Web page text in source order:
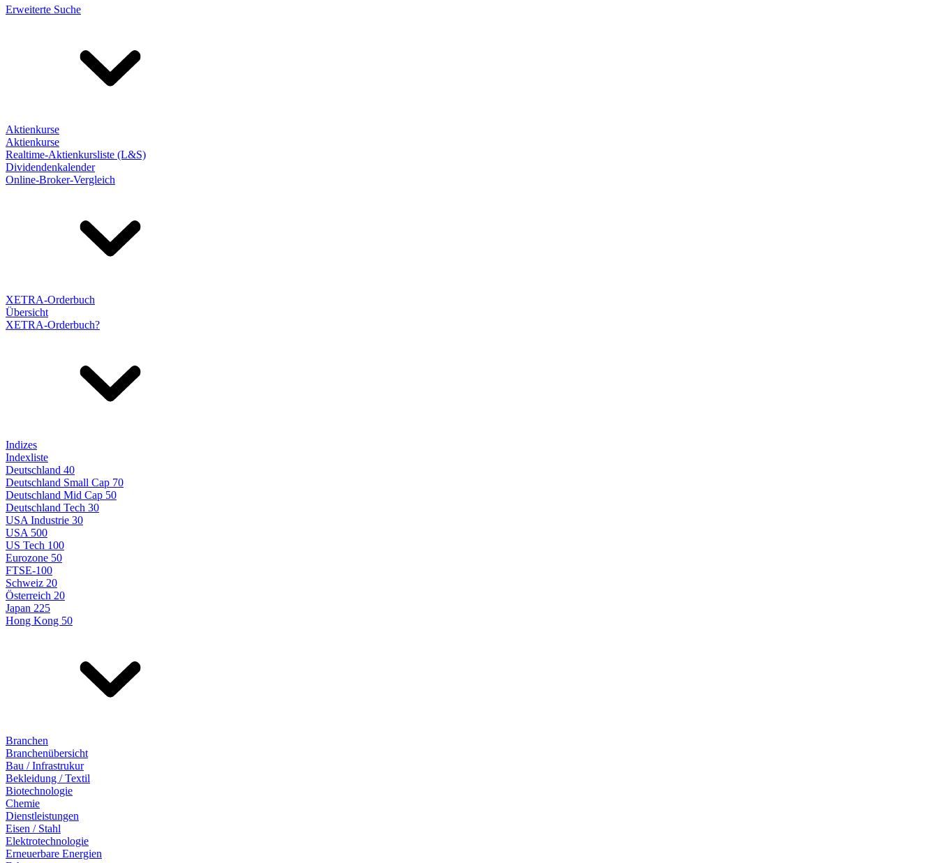
Erweiterte Suche
Aktienkurse
Aktienkurse
Realtime-Aktienkursliste (L&S)
Dividendenkalender
Online-Broker-Vergleich
XETRA-Orderbuch
Übersicht
XETRA-Orderbuch?
Indizes
Indexliste
Deutschland 40
Deutschland Small Cap 70
Deutschland Mid Cap 50
Deutschland Tech 30
USA Industrie 30
USA 500
US Tech 100
Eurozone 50
FTSE-100
Schweiz 20
Österreich 20
Japan 225
Hong Kong 50
Branchen
Branchenübersicht
Bau / Infrastrukur
Bekleidung / Textil
Biotechnologie
Chemie
Dienstleistungen
Eisen / Stahl
Elektrotechnologie
Erneuerbare Energien